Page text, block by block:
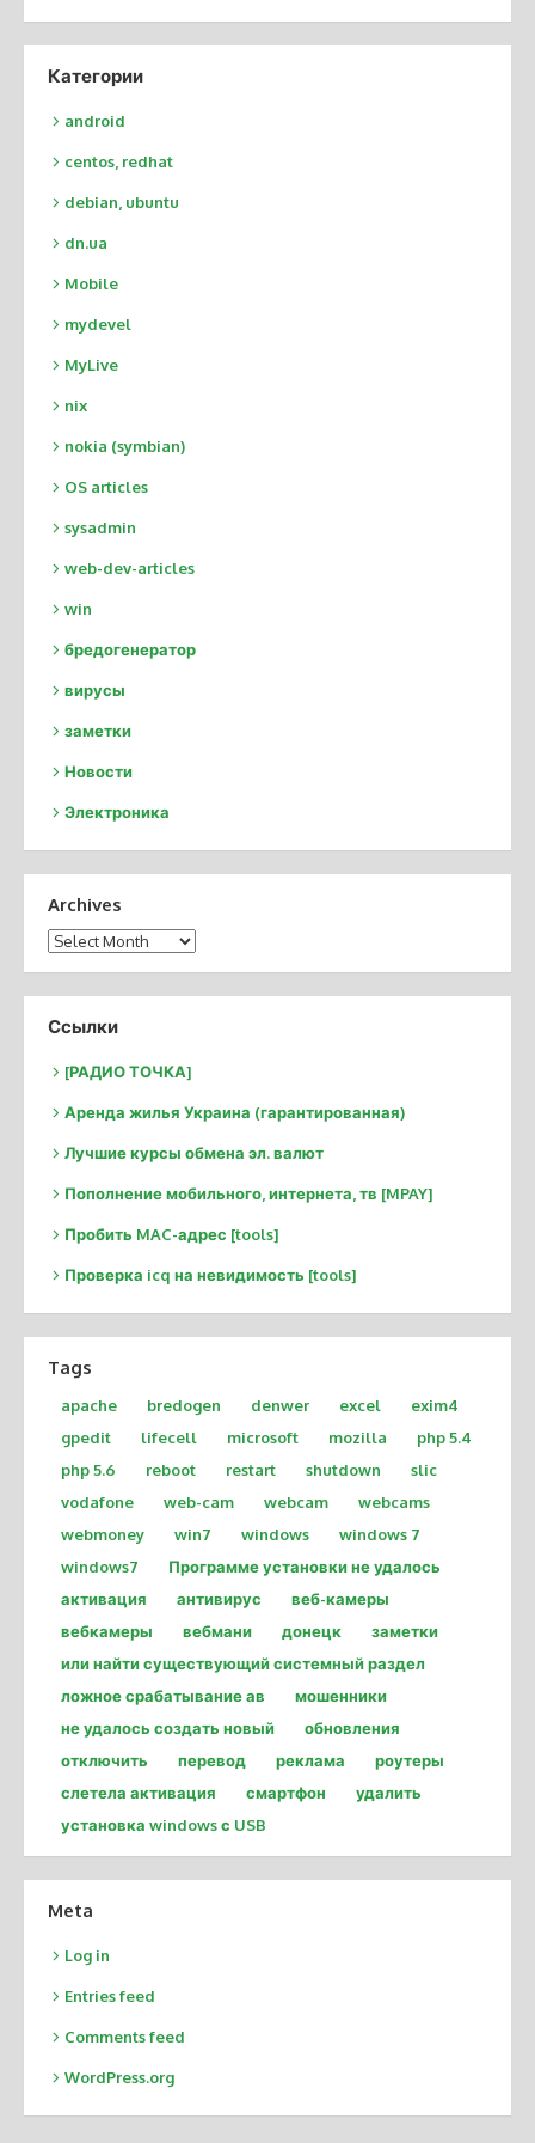
Категории
android
centos, redhat
debian, ubuntu
dn.ua
Mobile
mydevel
MyLive
nix
nokia (symbian)
OS articles
sysadmin
web-dev-articles
win
бредогенератор
вирусы
заметки
Новости
Электроника
Archives
Archives
Ссылки
[РАДИО ТОЧКА]
Аренда жилья Украина (гарантированная)
Лучшие курсы обмена эл. валют
Пополнение мобильного, интернета, тв [MPAY]
Пробить MAC-адрес [tools]
Проверка icq на невидимость [tools]
Tags
apache bredogen denwer excel
exim4
gpedit
lifecell microsoft mozilla
php 5.4
php 5.6
reboot restart shutdown
slic
vodafone
web-cam webcam
webcams
webmoney
win7 windows
windows 7
windows7
Программе установки не удалось
активация
антивирус
веб-камеры
вебкамеры
вебмани донецк
заметки
или найти существующий системный раздел
ложное срабатывание ав
мошенники
не удалось создать новый
обновления
отключить
перевод реклама
роутеры
слетела активация
смартфон
удалить
установка windows с USB
Meta
Log in
Entries feed
Comments feed
WordPress.org